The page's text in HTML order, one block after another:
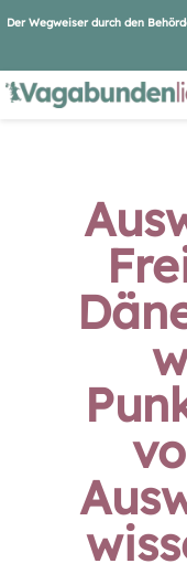
Der Wegweiser durch den